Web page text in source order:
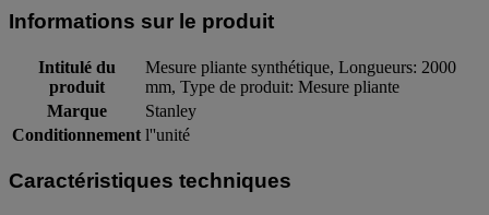
Informations sur le produit
Intitulé du
produit
Mesure pliante synthétique, Longueurs: 2000
mm, Type de produit: Mesure pliante
Marque
Stanley
Conditionnement l''unité
Caractéristiques techniques